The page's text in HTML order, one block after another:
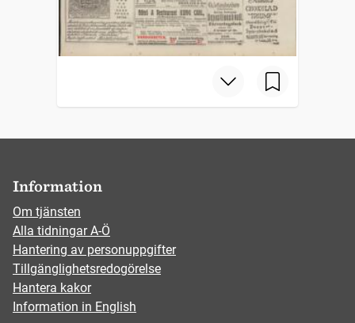
Information
Om tjänsten
Alla tidningar A-Ö
Hantering av personuppgifter
Tillgänglighetsredogörelse
Hantera kakor
Information in English